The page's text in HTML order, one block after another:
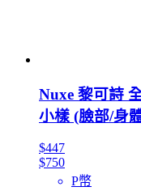
Nuxe 黎可詩
小樣 (臉部/身
$447
$750
P幣